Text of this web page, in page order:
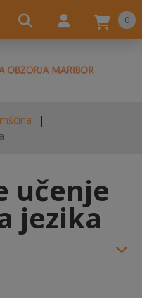
0
učenje
jezika